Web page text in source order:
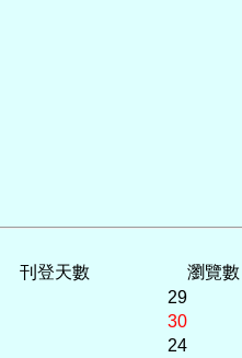
刊登天數 瀏覽數
29
30
24